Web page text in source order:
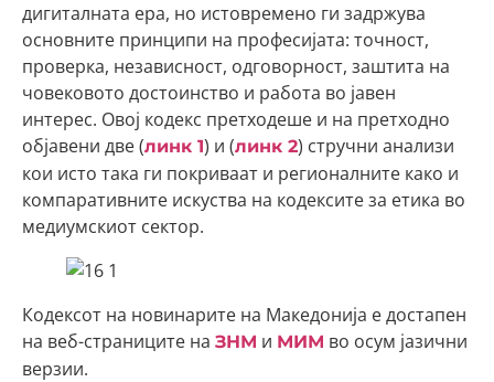
дигиталната ера, но истовремено ги задржува
основните принципи на професијата: точност,
проверка, независност, одговорност, заштита на
човековото достоинство и работа во јавен
интерес. Овој кодекс претходеше и на претходно
објавени две (линк 1) и (линк 2) стручни анализи
кои исто така ги покриваат и регионалните како и
компаративните искуства на кодексите за етика во
медиумскиот сектор.
Кодексот на новинарите на Македонија е достапен
на веб-страниците на ЗНМ и МИМ во осум јазични
верзии.